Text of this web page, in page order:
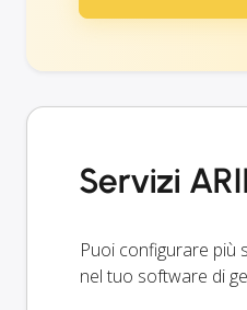
Servizi
Puoi configurare più
nel tuo software di